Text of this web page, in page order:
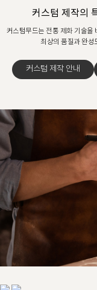
커스텀 제작의
커스텀무드는 전통 제화 기술을
최상의 품질과 완성
커스텀 제작 안내